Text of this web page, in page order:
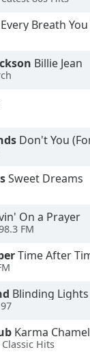
Every Breath
Billie Jean
Don't You
Sweet Dreams
On a Prayer
FM
Time After
Blinding Lights
Karma
Hits